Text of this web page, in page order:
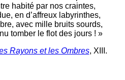
habité par nos craintes,
en d’affreux labyrinthes,
avec mille bruits sourds,
tomber le flot des jours ! »
Rayons et les Ombres, XIII.